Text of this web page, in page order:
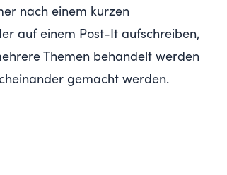
nach einem kurzen
auf einem Post-It aufschreiben,
Themen behandelt werden
gemacht werden.